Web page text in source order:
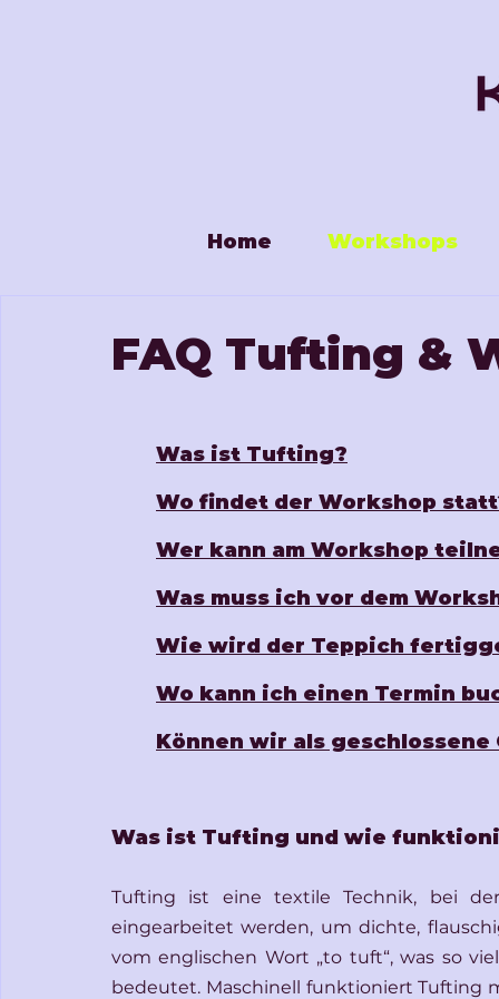
Home Workshops
FAQ Tufting &
Was ist Tufting?
Wo findet der Workshop
Wer kann am Workshop
Was muss ich vor dem
Wie wird der Teppich
Wo kann ich einen Termin
Können wir als geschlossene
Was ist Tufting und wie
Tufting ist eine textile Technik, bei
eingearbeitet werden, um dichte,
vom englischen Wort „to tuft“, was so
bedeutet. Maschinell funktioniert Tufting